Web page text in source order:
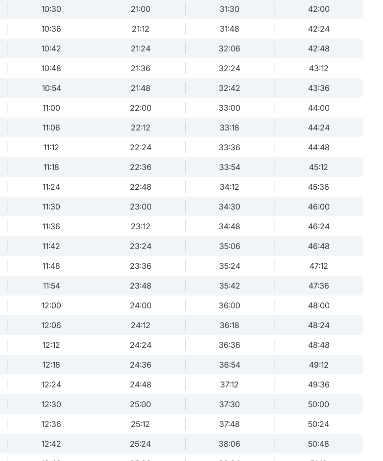
10:30 21:00 31:30
42:00
10:36 21:12 31:48
42:24
10:42 21:24 32:06
42:48
10:48 21:36 32:24
43:12
10:54 21:48 32:42
43:36
11:00 22:00 33:00
44:00
11:06 22:12 33:18
44:24
11:12 22:24 33:36
44:48
11:18 22:36 33:54
45:12
11:24 22:48 34:12
45:36
11:30 23:00 34:30
46:00
11:36 23:12 34:48
46:24
11:42 23:24 35:06
46:48
11:48 23:36 35:24
47:12
11:54 23:48 35:42
47:36
12:00 24:00 36:00
48:00
12:06 24:12 36:18
48:24
12:12 24:24 36:36
48:48
12:18 24:36 36:54
49:12
12:24 24:48 37:12
49:36
12:30 25:00 37:30
50:00
12:36 25:12 37:48
50:24
12:42 25:24 38:06
50:48